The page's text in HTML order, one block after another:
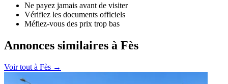
Ne payez jamais avant de visiter
Vérifiez les documents officiels
Méfiez-vous des prix trop bas
Annonces similaires à Fès
Voir tout à Fès →